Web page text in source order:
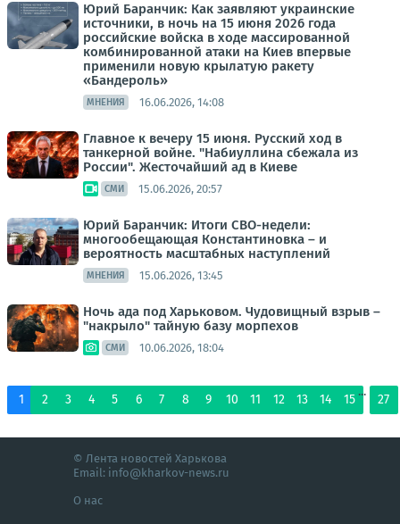
Юрий Баранчик: Как заявляют украинские
источники, в ночь на 15 июня 2026 года
российские войска в ходе массированной
комбинированной атаки на Киев впервые
применили новую крылатую ракету
«Бандероль»
МНЕНИЯ 16.06.2026, 14:08
Главное к вечеру 15 июня. Русский ход в
танкерной войне. "Набиуллина сбежала из
России". Жесточайший ад в Киеве
СМИ 15.06.2026, 20:57
Юрий Баранчик: Итоги СВО-недели:
многообещающая Константиновка – и
вероятность масштабных наступлений
МНЕНИЯ 15.06.2026, 13:45
Ночь ада под Харьковом. Чудовищный взрыв –
"накрыло" тайную базу морпехов
СМИ 10.06.2026, 18:04
1 2 3 4 5 6 7 8 9 10 11 12 13 14 15
...
27
© Лента новостей Харькова
Email: info@kharkov-news.ru
О нас